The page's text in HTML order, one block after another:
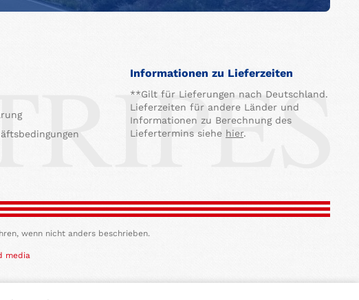
Informationen zu Lieferzeiten
**Gilt für Lieferungen nach Deutschland.
Lieferzeiten für andere Länder und
Informationen zu Berechnung des
Liefertermins siehe hier.
wenn nicht anders beschrieben.
media